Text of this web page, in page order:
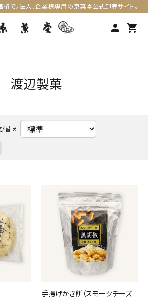
格で。法人、企業様専用の京菓堂公式卸売サイト。
person shopping_cart
渡辺製菓
手揚げかき餅（スモークチーズ